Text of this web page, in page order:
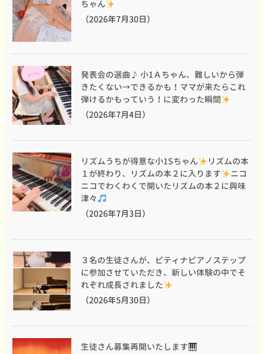
ちゃん
（2026年7月30日）
発表会の選曲♪ 小1Ａちゃん、難しいから弾
きたくない→できるかも！ママが来たらこれ
弾けるかもっていう！に変わった瞬間
（2026年7月4日）
リズムうちが得意な小1Sちゃん
リズムの本
１が終わり、リズムの本２に入ります
ニコ
ニコでわくわくで開いたリズムの本２に興味
津々
（2026年7月3日）
３名の生徒さんが、ピティナピアノステップ
に参加させていただき、新しい体験の中でそ
れぞれ成長されました
（2026年5月30日）
生徒さん募集再開いたします